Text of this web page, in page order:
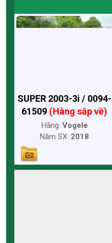
SUPER 2003-3i / 0094-
61509 (Hàng sắp về)
Hãng: Vogele
Năm SX: 2018